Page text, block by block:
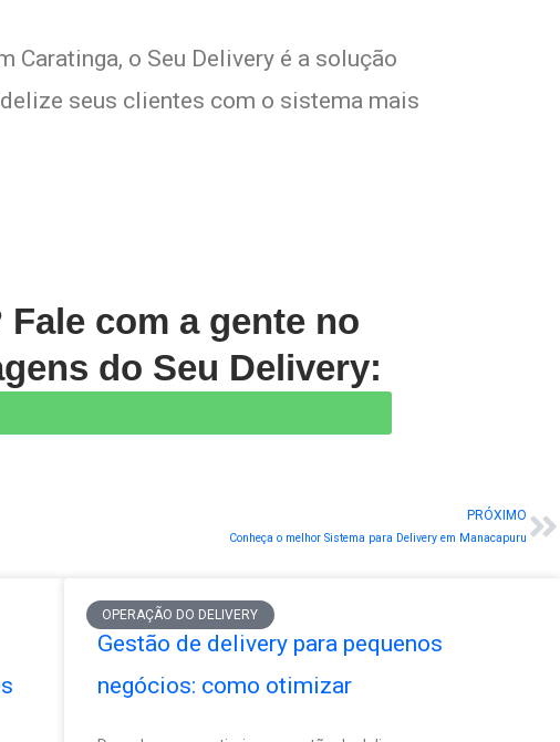
Caratinga, o Seu Delivery é a solução
seus clientes com o sistema mais
com a gente no
do Seu Delivery:
PRÓXIMO
Conheça o melhor Sistema para Delivery em Manacapuru
OPERAÇÃO DO DELIVERY
Gestão de delivery para pequenos
negócios: como otimizar